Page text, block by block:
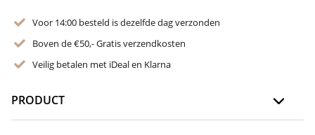
Voor 14:00 besteld is dezelfde dag verzonden
Boven de €50,- Gratis verzendkosten
Veilig betalen met iDeal en Klarna
PRODUCT